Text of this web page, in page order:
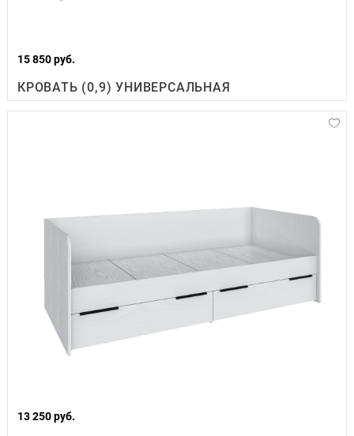
15 850 руб.
КРОВАТЬ (0,9) УНИВЕРСАЛЬНАЯ
13 250 руб.